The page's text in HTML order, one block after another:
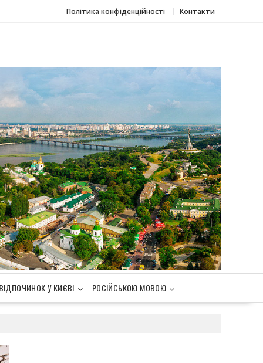
Політика конфіденційності Контакти
У КИЄВІ РОСІЙСЬКОЮ МОВОЮ